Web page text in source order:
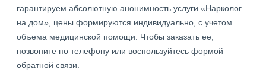
гарантируем абсолютную анонимность услуги «Нарколог
на дом», цены формируются индивидуально, с учетом
объема медицинской помощи. Чтобы заказать ее,
позвоните по телефону или воспользуйтесь формой
обратной связи.